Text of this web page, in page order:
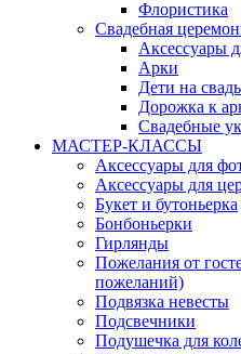
Флористика
Свадебная
Аксессуары
Арки
Дети на
Дорожка к
Свадебные
МАСТЕР-КЛАССЫ
Аксессуары для
Аксессуары для
Букет и бутоньерка
Бонбоньерки
Гирлянды
Пожелания от
пожеланий)
Подвязка невесты
Подсвечники
Подушечка для